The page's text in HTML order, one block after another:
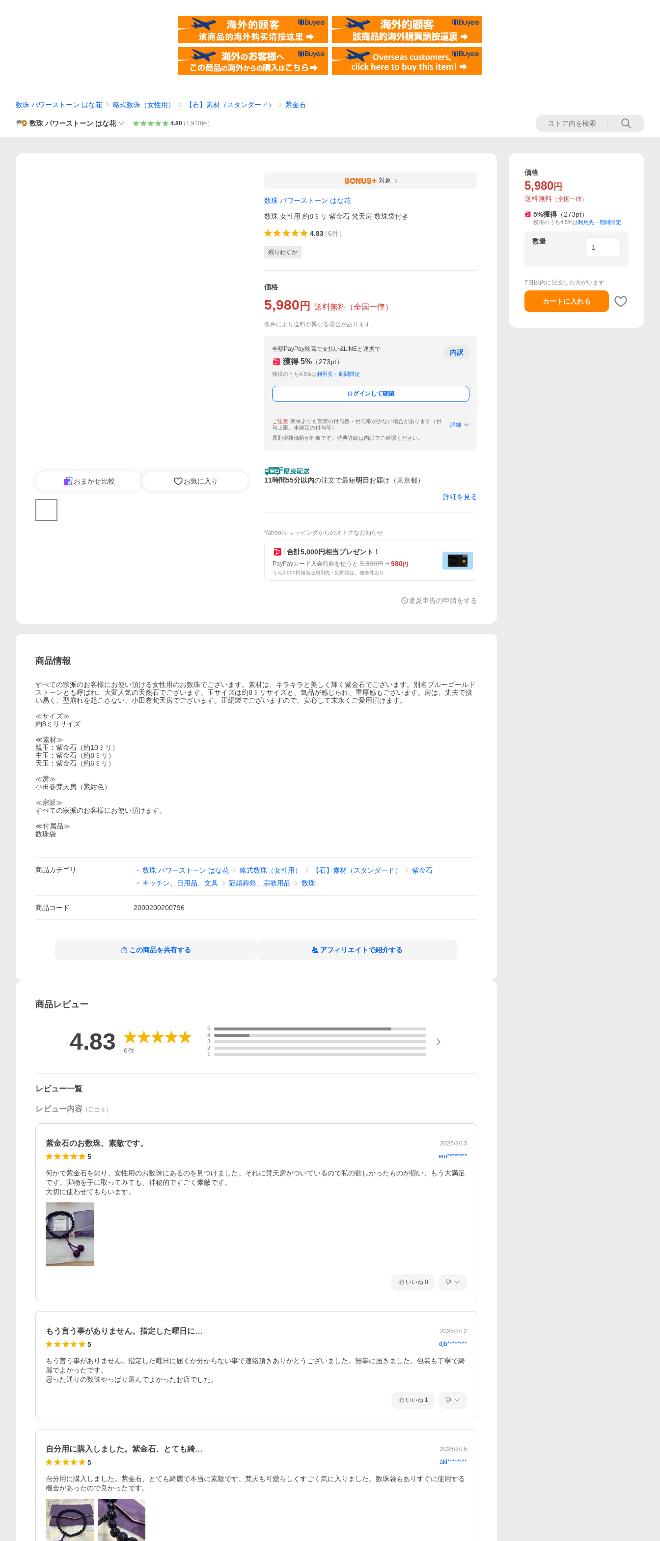
数珠 パワーストーン はな花 略式数珠（女性用） 【石】素材（スタンダード） 紫金石
数珠 パワーストーン はな花 4.80（ 1,910件）
おまかせ比較 お気に入り
対象
数珠 パワーストーン はな花
数珠 女性用 約8ミリ 紫金石 梵天房 数珠袋付き
4.83（6件）
残りわずか
価格
5,980 円 送料無料 （全国一律）
条件により送料が異なる場合があります。
全額PayPay残高で支払い&LINEと連携で
獲得 5% （273pt）
獲得のうち4.5%は利用先・期間限定
内訳
ログインして確認
ご注意 表示よりも実際の付与数・付与率が少ない場合があります（付
与上限、未確定の付与等）
詳細
原則税抜価格が対象です。特典詳細は内訳でご確認ください。
11時間55分以内の注文で最短明日 お届け（東京都）
詳細を見る
Yahoo!ショッピングからのオトクなお知らせ
合計5,000円相当プレゼント！
PayPayカード入会特典を使うと 5,980円 980円
うち2,000円相当は利用先・期間限定。他条件あり
違反申告の申請をする
商品情報
すべての宗派のお客様にお使い頂ける女性用のお数珠でございます。素材は、キラキラと美しく輝く紫金石でございます。別名ブルーゴールド
ストーンとも呼ばれ、大変人気の天然石でございます。玉サイズは約8ミリサイズと、気品が感じられ、重厚感もございます。房は、丈夫で扱
い易く、型崩れを起こさない、小田巻梵天房でございます。正絹製でございますので、安心して末永くご愛用頂けます。
≪サイズ≫
約8ミリサイズ
≪素材≫
親玉：紫金石（約10ミリ）
主玉：紫金石（約8ミリ）
天玉：紫金石（約6ミリ）
≪房≫
小田巻梵天房（紫紺色）
≪宗派≫
すべての宗派のお客様にお使い頂けます。
≪付属品≫
数珠袋
商品カテゴリ 数珠 パワーストーン はな花 略式数珠（女性用） 【石】素材（スタンダード）
紫金石
キッチン、日用品、文具
冠婚葬祭、宗教用品 数珠
商品コード 2000200200796
この商品を共有する アフィリエイトで紹介する
商品レビュー
4.83 6件
5
4
3
2
1
レビュー一覧
レビュー内容 （口コミ）
紫金石のお数珠、素敵です。 2026/3/13
5 eru********
何かで紫金石を知り、女性用のお数珠にあるのを見つけました。それに梵天房がついているので私の欲しかったものが揃い、もう大満足
です。実物を手に取ってみても、神秘的ですごく素敵です。
大切に使わせてもらいます。
いいね 0
もう言う事がありません。指定した曜日に… 2025/2/12
5 djb********
もう言う事がありません。指定した曜日に届くか分からない事で連絡頂きありがとうございました。無事に届きました。包装も丁寧で綺
麗でよかったです。
いいね 1
自分用に購入しました。紫金石、とても綺… 2026/2/15
5 aki********
自分用に購入しました。紫金石、とても綺麗で本当に素敵です。梵天も可愛らしくすごく気に入りました。数珠袋もありすぐに使用する
機会があったので良かったです。
価格
5,980 円
送料無料 （全国一律）
5%獲得 （273pt）
獲得のうち4.5%は利用先・期間限定
数量
7日以内に注文した方がいます
カートに入れる